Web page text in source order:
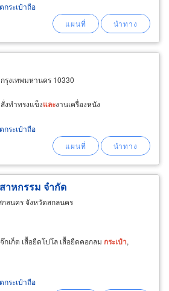
กระเป๋าถือ
รุงเทพมหานคร 10330
สั่งทำทรงแข็งและงานเครื่องหนัง
กระเป๋าถือ
าหกรรม จำกัด
กลนคร จังหวัดสกลนคร
กเก็ต เสื้อยืดโปโล เสื้อยืดคอกลม กระเป๋า,
กระเป๋าถือ